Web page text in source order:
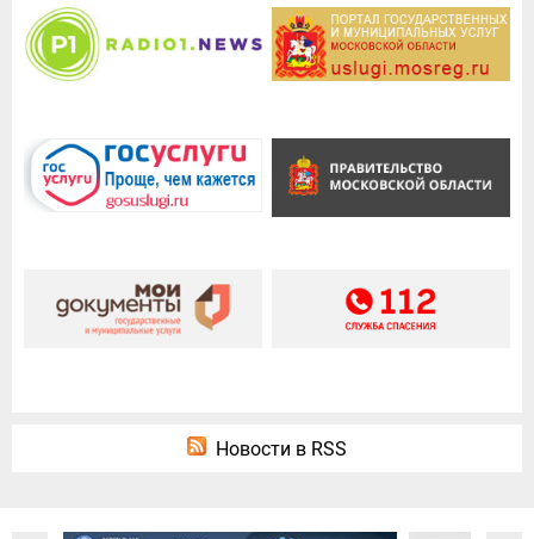
Новости в RSS